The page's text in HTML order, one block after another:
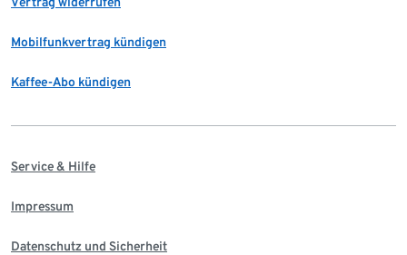
Mobilfunkvertrag kündigen
Kaffee-Abo kündigen
Service & Hilfe
Impressum
Datenschutz und Sicherheit